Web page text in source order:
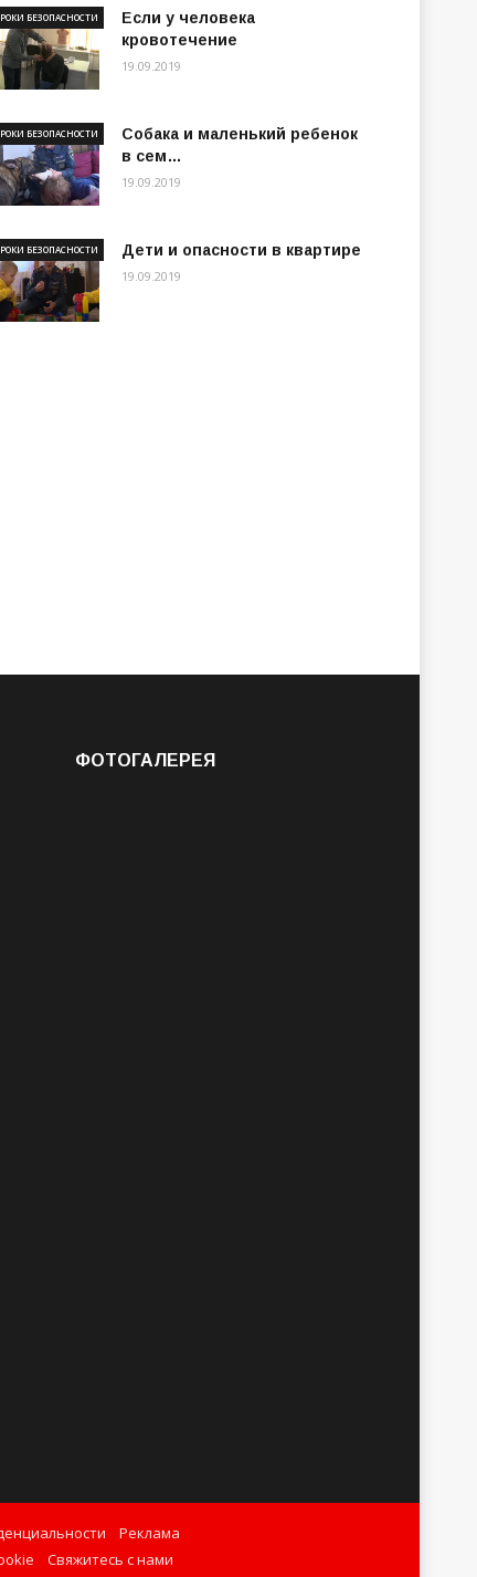
Если у человека
кровотечение
БЕЗОПАСНОСТИ
19.09.2019
Собака и маленький ребенок
в сем…
БЕЗОПАСНОСТИ
19.09.2019
Дети и опасности в квартире
БЕЗОПАСНОСТИ
19.09.2019
ФОТОГАЛЕРЕЯ
Реклама
Свяжитесь с нами